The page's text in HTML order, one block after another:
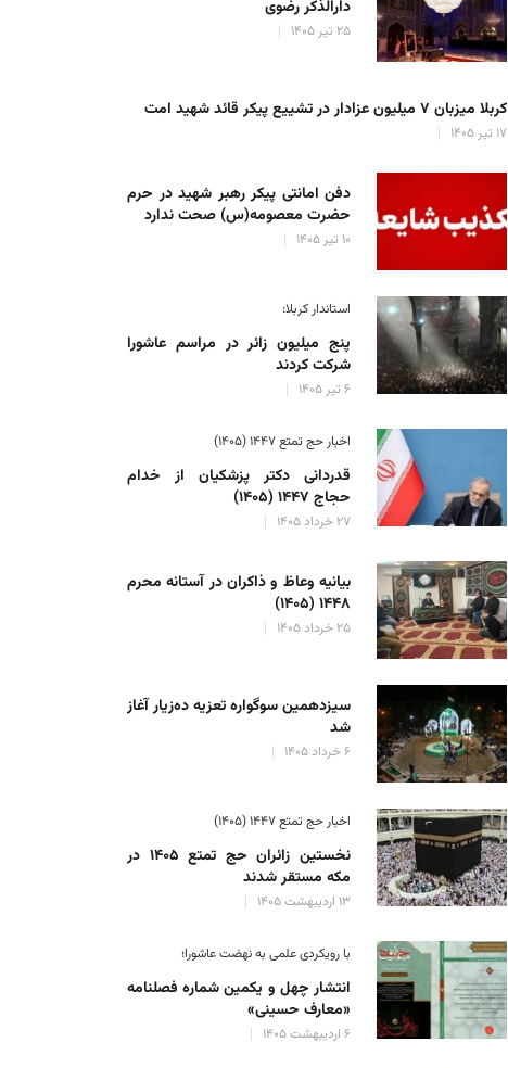
دارالذکر رضوی
۲۵ تیر ۱۴۰۵
کربلا میزبان ۷ میلیون عزادار در تشییع پیکر قائد شهید امت
۱۷ تیر ۱۴۰۵
دفن امانتی پیکر رهبر شهید در حرم
حضرت معصومه(س) صحت ندارد
۱۰ تیر ۱۴۰۵
استاندار کربلا:
پنج میلیون زائر در مراسم عاشورا
شرکت کردند
۶ تیر ۱۴۰۵
اخبار حج تمتع ۱۴۴۷ (۱۴۰۵)
قدردانی دکتر پزشکیان از خدام
حجاج ۱۴۴۷ (۱۴۰۵)
۲۷ خرداد ۱۴۰۵
بیانیه وعاظ و ذاکران در آستانه محرم
۱۴۴۸ (۱۴۰۵)
۲۵ خرداد ۱۴۰۵
سیزدهمین سوگواره تعزیه ده‌زیار آغاز
شد
۶ خرداد ۱۴۰۵
اخبار حج تمتع ۱۴۴۷ (۱۴۰۵)
نخستین زائران حج تمتع ۱۴۰۵ در
مکه مستقر شدند
۱۳ اردیبهشت ۱۴۰۵
با رویکردی علمی به نهضت عاشورا؛
انتشار چهل و یکمین شماره فصلنامه
«معارف حسینی»
۶ اردیبهشت ۱۴۰۵